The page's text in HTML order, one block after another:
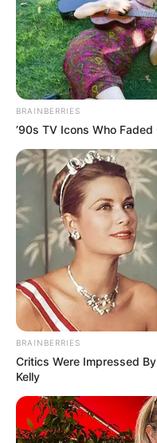
Kate Thought No One
BUZZ DAY
MEDVI
BRAINBERRIES
’90s TV Icons Who
BRAINBERRIES
Critics Were Impressed
Kelly